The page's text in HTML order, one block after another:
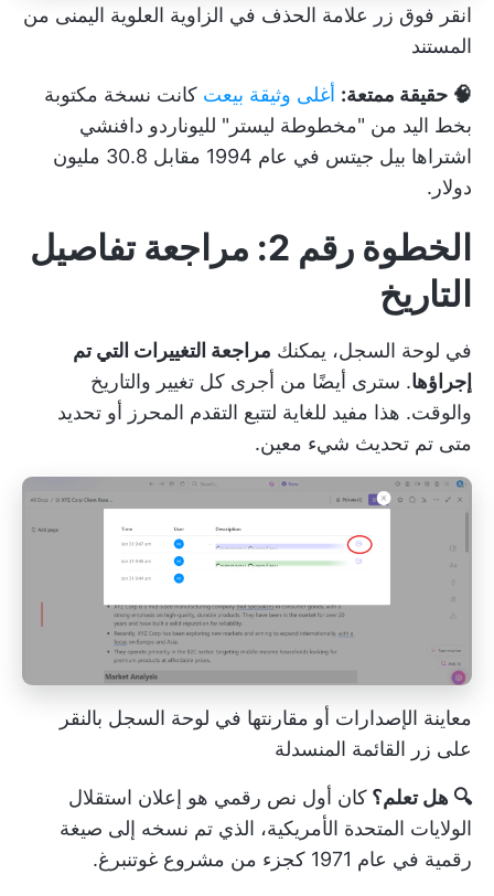
انقر فوق زر علامة الحذف في الزاوية العلوية اليمنى من
المستند
🧠 حقيقة ممتعة: أغلى وثيقة بيعت كانت نسخة مكتوبة
بخط اليد من "مخطوطة ليستر" لليوناردو دافنشي
اشتراها بيل جيتس في عام 1994 مقابل 30.8 مليون
دولار.
الخطوة رقم 2: مراجعة تفاصيل
التاريخ
في لوحة السجل، يمكنك مراجعة التغييرات التي تم
إجراؤها. سترى أيضًا من أجرى كل تغيير والتاريخ
والوقت. هذا مفيد للغاية لتتبع التقدم المحرز أو تحديد
متى تم تحديث شيء معين.
معاينة الإصدارات أو مقارنتها في لوحة السجل بالنقر
على زر القائمة المنسدلة
🔍 هل تعلم؟ كان أول نص رقمي هو إعلان استقلال
الولايات المتحدة الأمريكية، الذي تم نسخه إلى صيغة
رقمية في عام 1971 كجزء من مشروع غوتنبرغ.